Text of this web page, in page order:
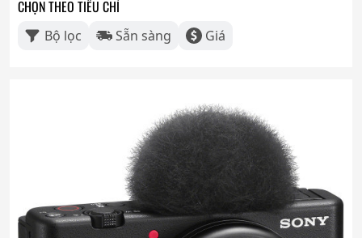
CHỌN THEO TIÊU CHÍ
Bộ lọc Sẵn sàng Giá